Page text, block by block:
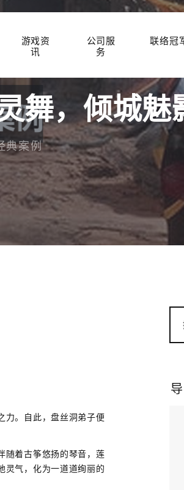
游戏资
讯
公司服
务
联络冠
舞，倾城魅
典案例
力。自此，盘丝洞弟子便
随着古筝悠扬的琴音，莲
灵气，化为一道道绚丽的